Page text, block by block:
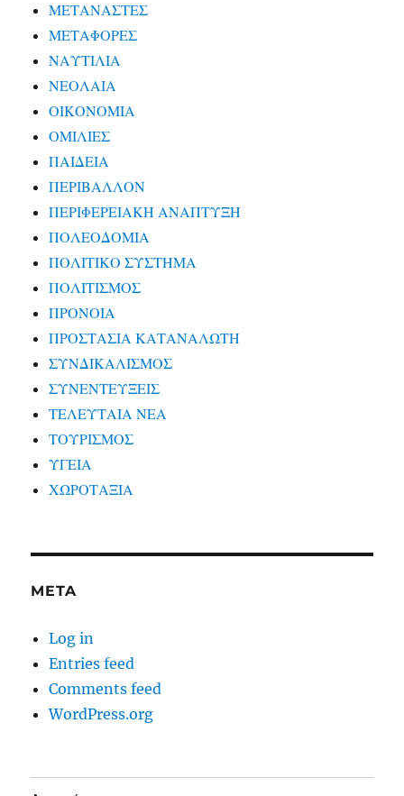
ΜΕΤΑΝΑΣΤΕΣ
ΜΕΤΑΦΟΡΕΣ
ΝΑΥΤΙΛΙΑ
ΝΕΟΛΑΙΑ
ΟΙΚΟΝΟΜΙΑ
ΟΜΙΛΙΕΣ
ΠΑΙΔΕΙΑ
ΠΕΡΙΒΑΛΛΟΝ
ΠΕΡΙΦΕΡΕΙΑΚΗ ΑΝΑΠΤΥΞΗ
ΠΟΛΕΟΔΟΜΙΑ
ΠΟΛΙΤΙΚΟ ΣΥΣΤΗΜΑ
ΠΟΛΙΤΙΣΜΟΣ
ΠΡΟΝΟΙΑ
ΠΡΟΣΤΑΣΙΑ ΚΑΤΑΝΑΛΩΤΗ
ΣΥΝΔΙΚΑΛΙΣΜΟΣ
ΣΥΝΕΝΤΕΥΞΕΙΣ
ΤΕΛΕΥΤΑΙΑ ΝΕΑ
ΤΟΥΡΙΣΜΟΣ
ΥΓΕΙΑ
ΧΩΡΟΤΑΞΙΑ
META
Log in
Entries feed
Comments feed
WordPress.org